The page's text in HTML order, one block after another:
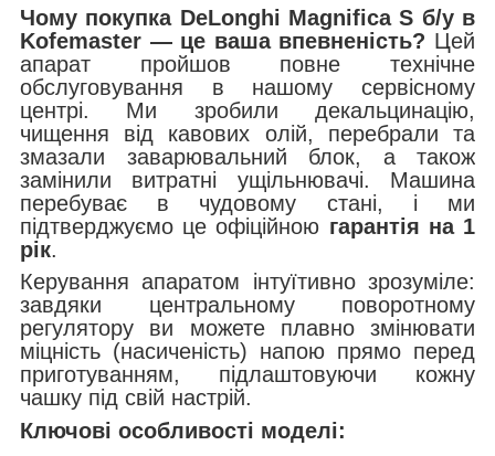
Чому покупка DeLonghi Magnifica S б/у в
Kofemaster — це ваша впевненість? Цей
апарат пройшов повне технічне
обслуговування в нашому сервісному
центрі. Ми зробили декальцинацію,
чищення від кавових олій, перебрали та
змазали заварювальний блок, а також
замінили витратні ущільнювачі. Машина
перебуває в чудовому стані, і ми
підтверджуємо це офіційною гарантія на 1
рік.
Керування апаратом інтуїтивно зрозуміле:
завдяки центральному поворотному
регулятору ви можете плавно змінювати
міцність (насиченість) напою прямо перед
приготуванням, підлаштовуючи кожну
чашку під свій настрій.
Ключові особливості моделі: